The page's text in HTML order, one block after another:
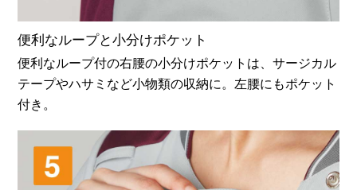
便利なループと小分けポケット
便利なループ付の右腰の小分けポケットは、サージカル
テープやハサミなど小物類の収納に。左腰にもポケット
付き。